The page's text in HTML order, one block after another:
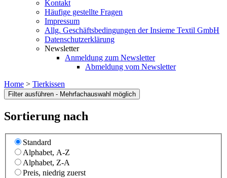
Kontakt
Häufige gestellte Fragen
Impressum
Allg. Geschäftsbedingungen der Insieme Textil GmbH
Datenschutzerklärung
Newsletter
Anmeldung zum Newsletter
Abmeldung vom Newsletter
Home > Tierkissen
Sortierung nach
Standard
Alphabet, A-Z
Alphabet, Z-A
Preis, niedrig zuerst